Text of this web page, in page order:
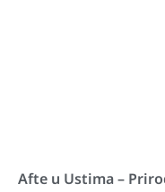
Afte u Ustima –